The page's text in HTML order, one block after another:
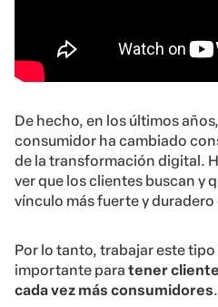
De hecho, en los últimos
consumidor ha cambiado
de la transformación digital.
ver que los clientes buscan y
vínculo más fuerte y duradero
Por lo tanto, trabajar este
importante para tener
cada vez más consumidores.